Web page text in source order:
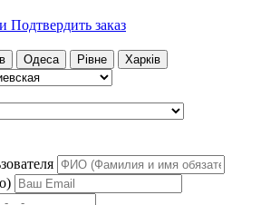
Подтвердить заказ
Одеса Рівне Харків